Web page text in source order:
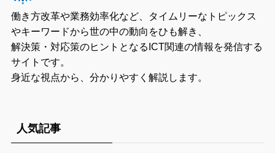
働き方改革や業務効率化など、タイムリーなトピックス
やキーワードから世の中の動向をひも解き、
解決策・対応策のヒントとなるICT関連の情報を発信する
サイトです。
身近な視点から、分かりやすく解説します。
人気記事